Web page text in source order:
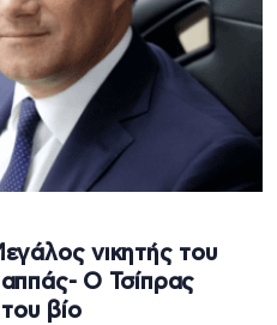
νικητής του
Ο Τσίπρας
βίο